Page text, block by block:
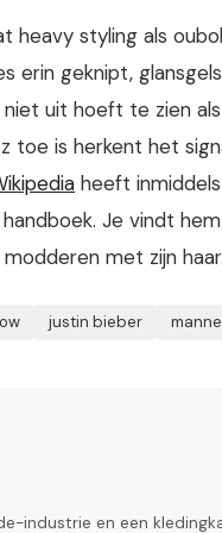
styling als
geknipt,
uit hoeft te zien
toe is herkent het
heeft
Je vindt
met zijn haar.
justin bieber
industrie en een